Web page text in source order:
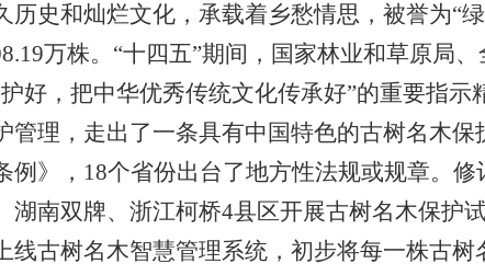
和灿烂文化，承载着乡愁情思，被誉为“绿
万株。“十四五”期间，国家林业和草原局
好，把中华优秀传统文化传承好”的重要指示
管理，走出了一条具有中国特色的古树名木
例》，18个省份出台了地方性法规或规章。
湖南双牌、浙江柯桥4县区开展古树名木保护
古树名木智慧管理系统，初步将每一株古树